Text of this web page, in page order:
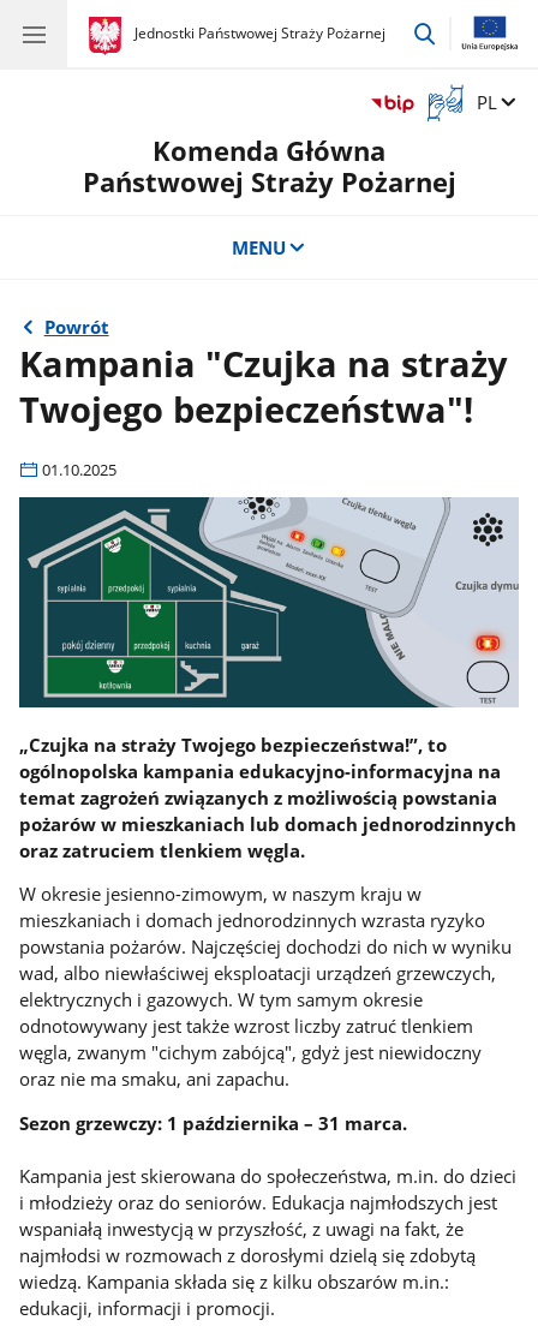
gov.pl
Jednostki Państwowej Straży Pożarnej
gov.pl
Jednostki
przejdź
Otwórz
okno
tłumaczem
języka
Zmień
PL
Komenda Główna
Państwowej Straży Pożarnej
MENU
Powrót
Kampania "Czujka na straży
Twojego bezpieczeństwa"!
01.10.2025
„Czujka na straży Twojego bezpieczeństwa!”, to
ogólnopolska kampania edukacyjno-informacyjna na
temat zagrożeń związanych z możliwością powstania
pożarów w mieszkaniach lub domach jednorodzinnych
oraz zatruciem tlenkiem węgla.
W okresie jesienno-zimowym, w naszym kraju w
mieszkaniach i domach jednorodzinnych wzrasta ryzyko
powstania pożarów. Najczęściej dochodzi do nich w wyniku
wad, albo niewłaściwej eksploatacji urządzeń grzewczych,
elektrycznych i gazowych. W tym samym okresie
odnotowywany jest także wzrost liczby zatruć tlenkiem
węgla, zwanym "cichym zabójcą", gdyż jest niewidoczny
oraz nie ma smaku, ani zapachu.
Sezon grzewczy: 1 października – 31 marca.
Kampania jest skierowana do społeczeństwa, m.in. do dzieci
i młodzieży oraz do seniorów. Edukacja najmłodszych jest
wspaniałą inwestycją w przyszłość, z uwagi na fakt, że
najmłodsi w rozmowach z dorosłymi dzielą się zdobytą
wiedzą. Kampania składa się z kilku obszarów m.in.:
edukacji, informacji i promocji.